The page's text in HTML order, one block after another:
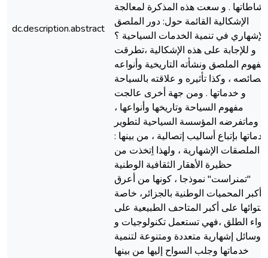
dc.description.abstract
نشاطاتها . و سعت هذه المذكرة لمعالجة
الإشكالية القائمة حول: دور الملصق
الإشهاري في تنمية الخدمات السياحية ؟
و للإجابة على هذه الإشكالية ،تطرقت
الملصق ونشأته التاريخية وأنواعه
، وكذا تأثيره و علاقته بالسياحة
و خدماتها . ومن جهة أخرى عالجت
مفهوم السياحة وتاريخها وأنواعها ،
وماتفرضه المؤسسة السياحية لتطوير
خدماتها بإتباع أساليب إتصالية ، من بينها :
الملصقات الإشهارية ، ولهذا اِتخذت من
حظيرة الأهقار الثقافية الوطنية
"تمنراست" نموذجا ، كونها من أعرق
وأكبر المحميات الوطنية بالجزائر، خاصة
على أكبر المتاحف الطبيعية على
الطلق ،فهي تستعمل تكنولوجيات و
وسائل إشهارية متعددة ومتنوعة لتنمية
خدماتها وجلب السواح إليها من بينها